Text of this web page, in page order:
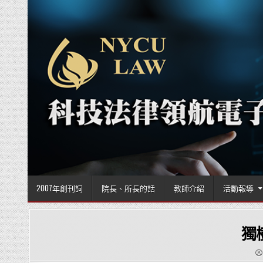
Skip to content
2007年創刊詞 院長、所長的話 教師介紹 活動報導
獨